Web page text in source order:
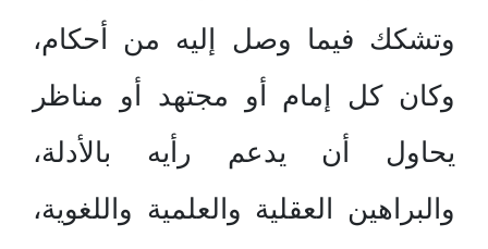
وتشكك فيما وصل إليه من أحكام،
وكان كل إمام أو مجتهد أو مناظر
يحاول أن يدعم رأيه بالأدلة،
والبراهين العقلية والعلمية واللغوية،